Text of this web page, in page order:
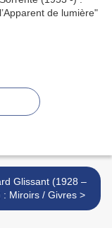
Glissant (1928 –
2011) : Miroirs / Givres >